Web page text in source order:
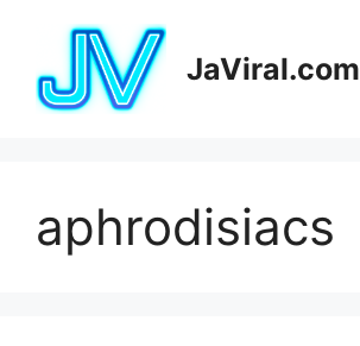
conteúdo
JaViral.com
aphrodisiacs